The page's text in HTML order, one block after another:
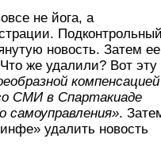
не йога, а
новость. Затем ее
же удалили? Вот эту
компенсацией
СМИ в Спартакиаде
самоуправления».
удалить новость